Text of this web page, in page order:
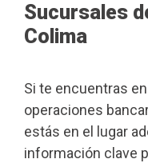
Sucursales
Colima
Si te encuentras en
operaciones
estás en el lugar
información clave